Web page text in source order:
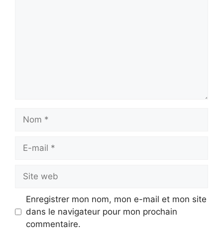
Nom
Site
web
Enregistrer mon nom, mon e-mail et mon site
dans le navigateur pour mon prochain
commentaire.